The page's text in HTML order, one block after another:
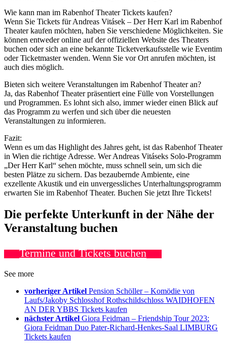
Wie kann man im Rabenhof Theater Tickets kaufen?
Wenn Sie Tickets für Andreas Vitásek – Der Herr Karl im Rabenhof
Theater kaufen möchten, haben Sie verschiedene Möglichkeiten. Sie
können entweder online auf der offiziellen Website des Theaters
buchen oder sich an eine bekannte Ticketverkaufsstelle wie Eventim
oder Ticketmaster wenden. Wenn Sie vor Ort anrufen möchten, ist
auch dies möglich.
Bieten sich weitere Veranstaltungen im Rabenhof Theater an?
Ja, das Rabenhof Theater präsentiert eine Fülle von Vorstellungen
und Programmen. Es lohnt sich also, immer wieder einen Blick auf
das Programm zu werfen und sich über die neuesten
Veranstaltungen zu informieren.
Fazit:
Wenn es um das Highlight des Jahres geht, ist das Rabenhof Theater
in Wien die richtige Adresse. Wer Andreas Vitáseks Solo-Programm
„Der Herr Karl“ sehen möchte, muss schnell sein, um sich die
besten Plätze zu sichern. Das bezaubernde Ambiente, eine
exzellente Akustik und ein unvergessliches Unterhaltungsprogramm
erwarten Sie im Rabenhof Theater. Buchen Sie jetzt Ihre Tickets!
Die perfekte Unterkunft in der Nähe der
Veranstaltung buchen
Termine und Tickets buchen
See more
vorheriger Artikel Pension Schöller – Komödie von
Laufs/Jakoby Schlosshof Rothschildschloss WAIDHOFEN
AN DER YBBS Tickets kaufen
nächster Artikel Giora Feidman – Friendship Tour 2023:
Giora Feidman Duo Pater-Richard-Henkes-Saal LIMBURG
Tickets kaufen